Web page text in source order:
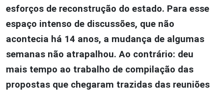
esforços de reconstrução do estado. Para esse
espaço intenso de discussões, que não
acontecia há 14 anos, a mudança de algumas
semanas não atrapalhou. Ao contrário: deu
mais tempo ao trabalho de compilação das
propostas que chegaram trazidas das reuniões